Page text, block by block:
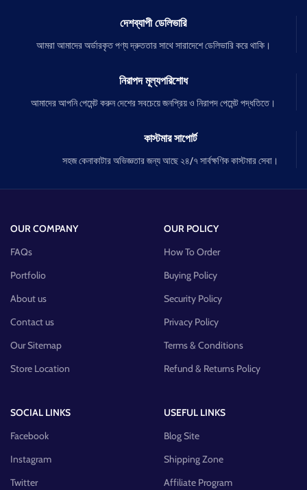
দেশব্যাপী ডেলিভারি
আমরা আমাদের অর্ডারকৃত পণ্য দ্রুততার সাথে সারাদেশে ডেলিভারি করে থাকি।
নিরাপদ মূল্যপরিশোধ
আমাদের আপনি পেমেন্ট করুন দেশের সবচেয়ে জনপ্রিয় ও নিরাপদ পেমেন্ট পদ্ধতিতে।
কাস্টমার সাপোর্ট
সহজ কেনাকাটার অভিজ্ঞতার জন্য আছে ২৪/৭ সার্বক্ষণিক কাস্টমার সেবা।
OUR COMPANY
FAQs
Portfolio
About us
Contact us
Our Sitemap
Store Location
OUR POLICY
How To Order
Buying Policy
Security Policy
Privacy Policy
Terms & Conditions
Refund & Returns Policy
SOCIAL LINKS
Facebook
Instagram
Twitter
USEFUL LINKS
Blog Site
Shipping Zone
Affiliate Program